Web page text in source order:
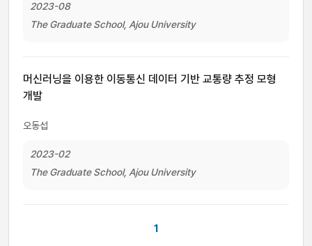
2023-08
The Graduate School, Ajou University
머신러닝을 이용한 이동통신 데이터 기반 교통량 추정 모형
개발
오동섭
2023-02
The Graduate School, Ajou University
1